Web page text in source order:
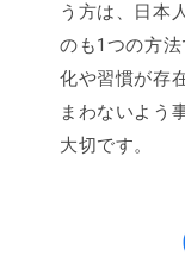
う方は、日本
のも1つの方
化や習慣が存
まわないよう
大切です。